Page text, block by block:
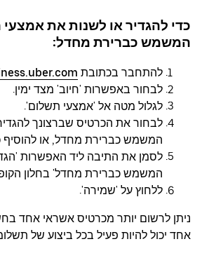
כדי להגדיר או לשנות את
המשמש כברירת מחדל:
להתחבר בכתובת
לבחור באפשרות 'חיוב' מצד ימין.
לגלול מטה אל 'אמצעי תשלום'.
לבחור את הכרטיס שברצונך
המשמש כברירת מחדל, או להוסיף
לסמן את התיבה ליד האפשרות
המשמש כברירת מחדל' בחלון
ללחוץ על 'שמירה'.
ניתן לרשום יותר מכרטיס אשראי אחד
אחד יכול להיות פעיל בכל ביצוע של